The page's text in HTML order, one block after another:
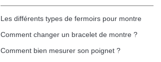
Les différents types de fermoirs pour montre
Comment changer un bracelet de montre ?
Comment bien mesurer son poignet ?